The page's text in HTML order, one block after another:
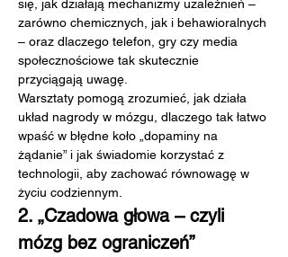
się, jak działają mechanizmy uzależnień –
zarówno chemicznych, jak i behawioralnych
– oraz dlaczego telefon, gry czy media
społecznościowe tak skutecznie
przyciągają uwagę.
Warsztaty pomogą zrozumieć, jak działa
układ nagrody w mózgu, dlaczego tak łatwo
wpaść w błędne koło „dopaminy na
żądanie” i jak świadomie korzystać z
technologii, aby zachować równowagę w
życiu codziennym.
2. „Czadowa głowa – czyli
mózg bez ograniczeń”